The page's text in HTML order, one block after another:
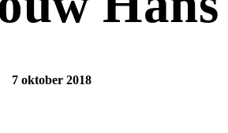
7 oktober 2018